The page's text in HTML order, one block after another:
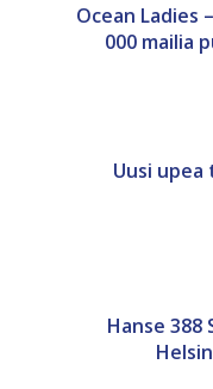
Ocean Ladies
000 mailia
Uusi
Hanse